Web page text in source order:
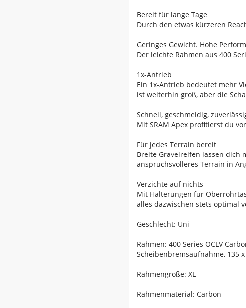
Bereit für lange Tage
Durch den etwas kürzeren
Geringes Gewicht. Hohe
Der leichte Rahmen aus 400
1x-Antrieb
Ein 1x-Antrieb bedeutet mehr
ist weiterhin groß, aber die
Schnell, geschmeidig,
Mit SRAM Apex profitierst du
Für jedes Terrain bereit
Breite Gravelreifen lassen dich
anspruchsvolleres Terrain in
Verzichte auf nichts
Mit Halterungen für
alles dazwischen stets optimal
Geschlecht: Uni
Rahmen: 400 Series OCLV
Scheibenbremsaufnahme, 135
Rahmengröße: XL
Rahmenmaterial: Carbon